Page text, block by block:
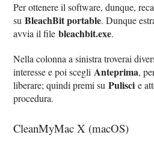
Per ottenere il software, dunque,
suBleachBit portable. Dunque
avvia il filebleachbit.exe.
Nella colonna a sinistra troverai
interesse e poi scegli Anteprima,
liberare; quindi premi suPulisci e
procedura.
CleanMyMac X (macOS)